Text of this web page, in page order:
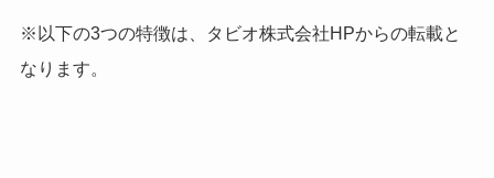
※以下の3つの特徴は、タビオ株式会社HPからの転載と
なります。